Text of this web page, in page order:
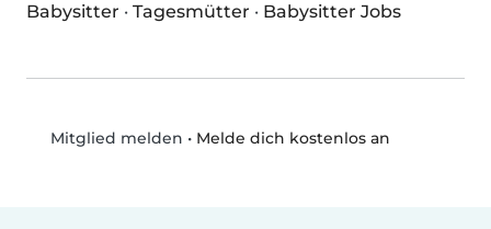
Babysitter · Tagesmütter · Babysitter Jobs
Mitglied melden • Melde dich kostenlos an